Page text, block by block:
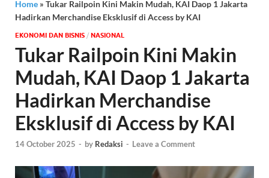
Home » Tukar Railpoin Kini Makin Mudah, KAI Daop 1 Jakarta
Hadirkan Merchandise Eksklusif di Access by KAI
EKONOMI DAN BISNIS / NASIONAL
Tukar Railpoin Kini Makin
Mudah, KAI Daop 1 Jakarta
Hadirkan Merchandise
Eksklusif di Access by KAI
14 October 2025 - by Redaksi - Leave a Comment